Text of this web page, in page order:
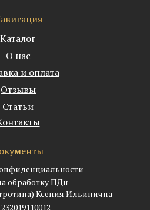
Каталог
О нас
и оплата
Ксения Ильинична
Отзывы
Статьи
обработку ПДн